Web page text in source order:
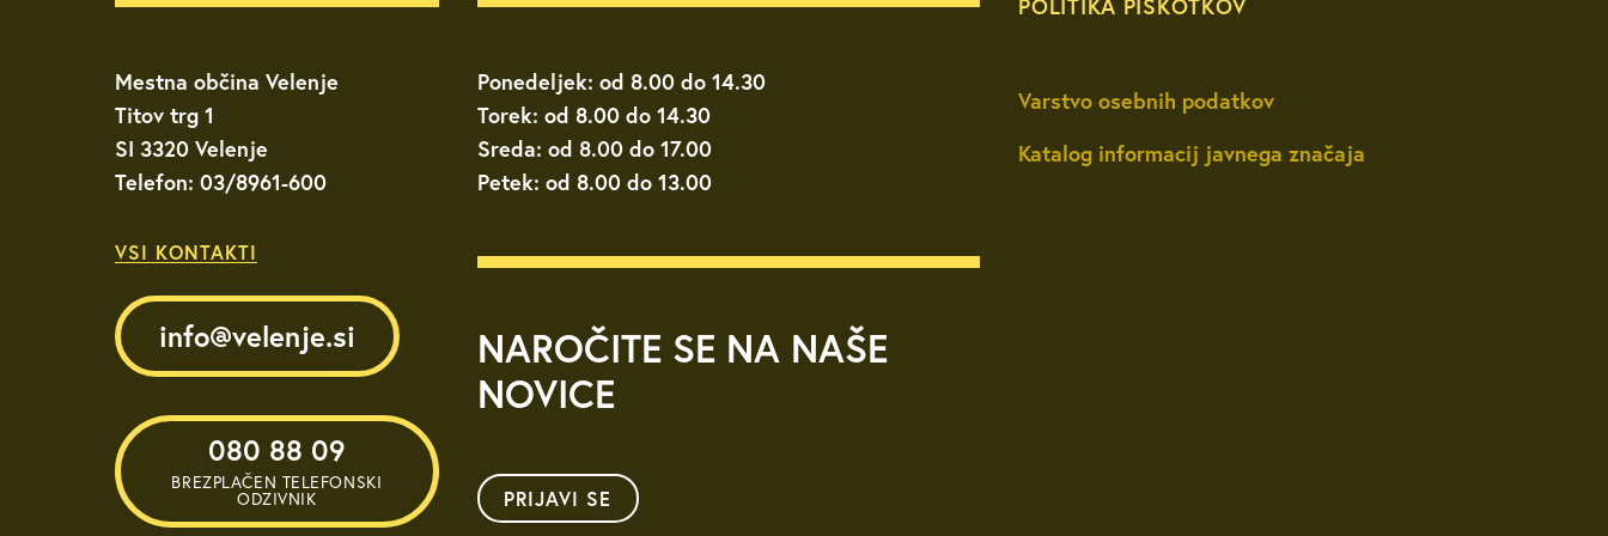
Mestna občina Velenje
Titov trg 1
SI 3320 Velenje
Telefon: 03/8961-600
VSI KONTAKTI
info@velenje.si
080 88 09
BREZPLAČEN TELEFONSKI
ODZIVNIK
Ponedeljek: od 8.00 do 14.30
Torek: od 8.00 do 14.30
Sreda: od 8.00 do 17.00
Petek: od 8.00 do 13.00
NAROČITE SE NA NAŠE
NOVICE
PRIJAVI SE
POLITIKA PIŠKOTKOV
Varstvo osebnih podatkov
Katalog informacij javnega značaja